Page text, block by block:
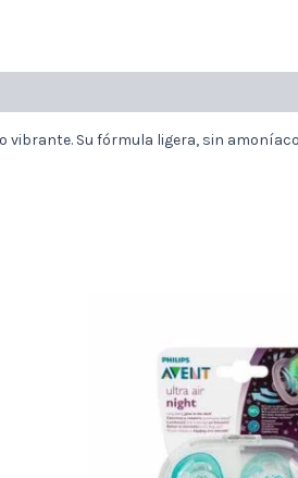
Su fórmula ligera, sin